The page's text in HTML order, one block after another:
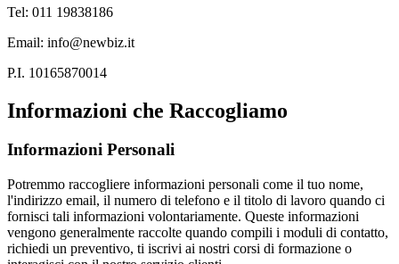
Tel: 011 19838186
Email: info@newbiz.it
P.I. 10165870014
Informazioni che Raccogliamo
Informazioni Personali
Potremmo raccogliere informazioni personali come il tuo nome,
l'indirizzo email, il numero di telefono e il titolo di lavoro quando ci
fornisci tali informazioni volontariamente. Queste informazioni
vengono generalmente raccolte quando compili i moduli di contatto,
richiedi un preventivo, ti iscrivi ai nostri corsi di formazione o